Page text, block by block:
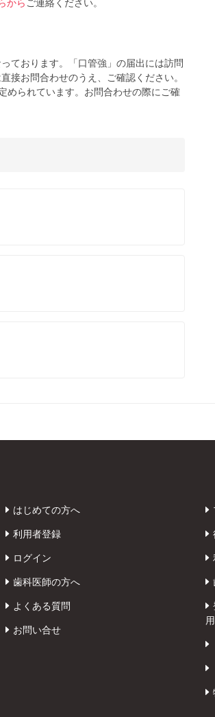
から ご連絡ください。
ております。「口管強」の届出には訪問
接お問合わせのうえ、ご確認ください。
められています。お問合わせの際にご確
はじめての方へ
利用者登録
ログイン
歯科医師の方へ
よくある質問
お問い合せ